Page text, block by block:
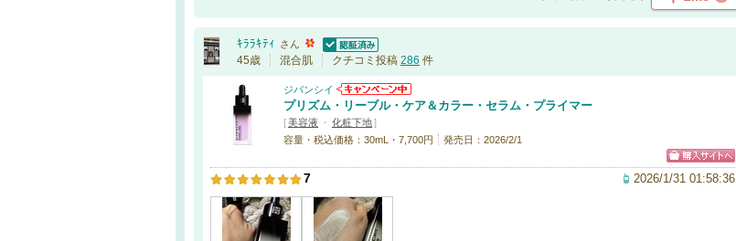
ｷﾗﾗｷﾃｨ
さん
認証済
45歳 混合肌 クチコミ投稿 286 件
ジバンシイ
プリズム・リーブル・ケア＆カラー・セラム・プライマー
[美容液 ・ 化粧下地]
容量・税込価格：30mL・7,700円
発売日：2026/2/1
7 2026/1/31 01:58:36